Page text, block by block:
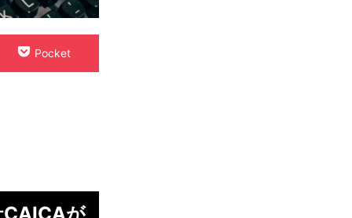
Pocket
CAICAが